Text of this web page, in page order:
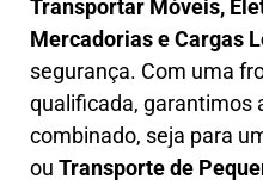
Transportar Móveis,
Mercadorias e Cargas
segurança. Com uma
qualificada, garantimos
combinado, seja para
ou Transporte de